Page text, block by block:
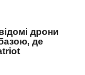
дрони
де